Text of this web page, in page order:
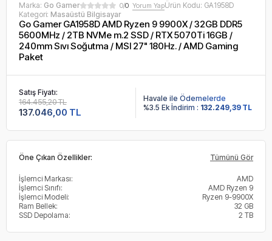
Marka: Go Gamer 0/0 Yorum YapÜrün Kodu: GA1958D
Kategori: Masaüstü Bilgisayar
Go Gamer GA1958D AMD Ryzen 9 9900X / 32GB DDR5
5600MHz / 2TB NVMe m.2 SSD / RTX 5070Ti 16GB /
240mm Sıvı Soğutma / MSI 27" 180Hz. / AMD Gaming
Paket
Satış Fiyatı:
137.046,00 TL
164.455,20 TL
Havale ile Ödemelerde
%3.5 Ek İndirim : 132.249,39 TL
Öne Çıkan Özellikler: Tümünü Gör
İşlemci Markası:
AMD
İşlemci Sınıfı:
AMD Ryzen 9
İşlemci Modeli:
Ryzen 9-9900X
Ram Bellek:
32 GB
SSD Depolama:
2 TB